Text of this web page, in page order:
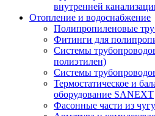
внутренней
Отопление и водоснабжение
Полипропиленовые
Фитинги для
Системы
полиэтилен)
Системы
Термостатическое и
оборудование SANEXT
Фасонные части из